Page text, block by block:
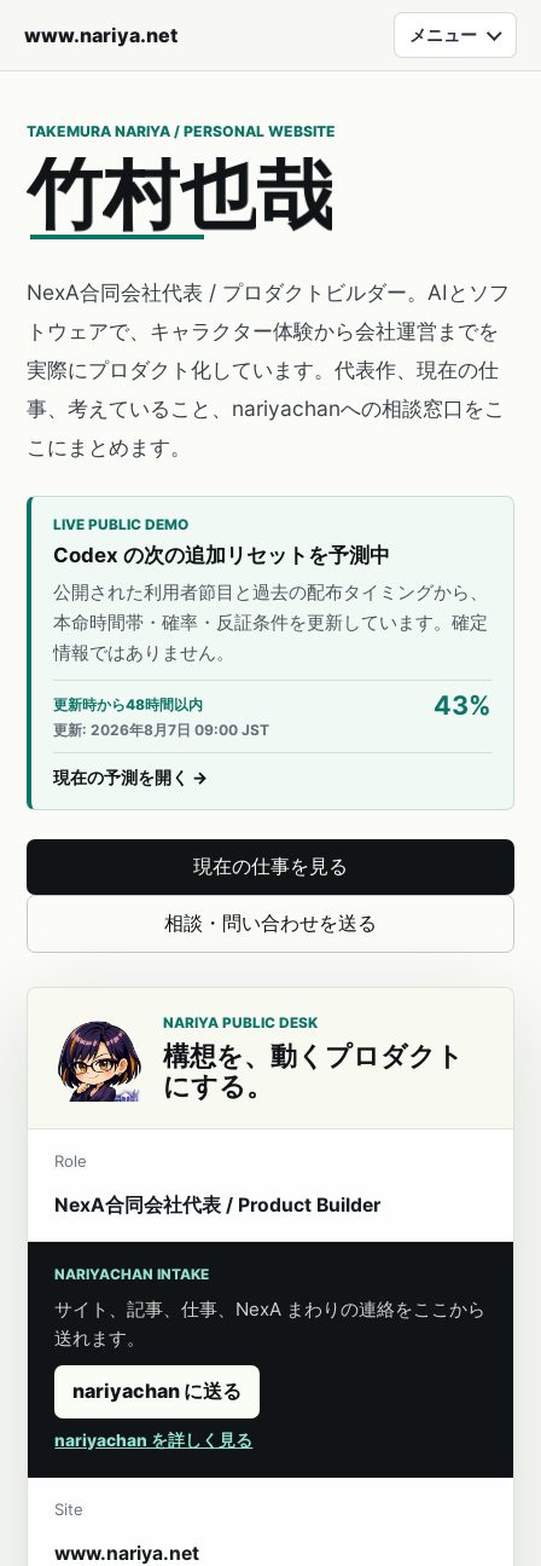
www.nariya.net メニュー
TAKEMURA NARIYA / PERSONAL WEBSITE
竹村也哉
NexA合同会社代表 / プロダクトビルダー。AIとソフ
トウェアで、キャラクター体験から会社運営までを
実際にプロダクト化しています。代表作、現在の仕
事、考えていること、nariyachanへの相談窓口をこ
こにまとめます。
LIVE PUBLIC DEMO
Codex の次の追加リセットを予測中
公開された利用者節目と過去の配布タイミングから、
本命時間帯・確率・反証条件を更新しています。確定
情報ではありません。
更新時から48時間以内 43%
更新:2026年8月7日 09:00 JST
現在の予測を開く →
現在の仕事を見る
相談・問い合わせを送る
NARIYA PUBLIC DESK
構想を、動くプロダクト
にする。
Role
NexA合同会社代表 / Product Builder
NARIYACHAN INTAKE
サイト、記事、仕事、NexA まわりの連絡をここから
送れます。
nariyachan に送る
nariyachan を詳しく見る
Site
www.nariya.net